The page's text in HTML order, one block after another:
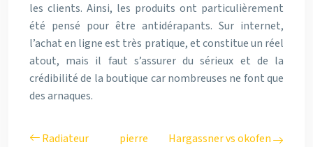
les clients. Ainsi, les produits ont particulièrement
été pensé pour être antidérapants. Sur internet,
l’achat en ligne est très pratique, et constitue un réel
atout, mais il faut s’assurer du sérieux et de la
crédibilité de la boutique car nombreuses ne font que
des arnaques.
Radiateur pierre
Hargassner vs okofen